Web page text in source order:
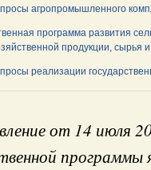
агропромышленного
программа развития
продукции, сырья
реализации
от 14 июля
программы
программы
справками к